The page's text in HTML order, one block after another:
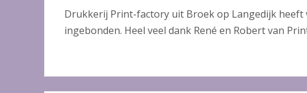
Drukkerij Print-factory uit Broek op Langedijk
ingebonden. Heel veel dank René en Robert van